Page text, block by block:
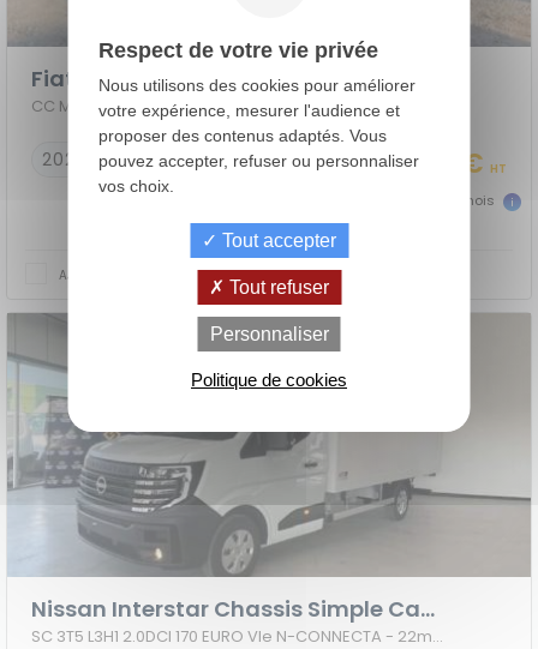
de
votreLe crédit
classique
La Location
Fiat Ducato Chassis Cabine
2025 10 km 35 990 € HT
TTC/mois
AJOUTER AU COMPARATEUR
Nissan Interstar Chassis Simple Cabine
SC 3T5 L3H1 2.0DCI 170 EURO VIe N-CONNECTA - 22m3 HAYON + PORTE LAT
Respect de votre vie privée
Nous utilisons des cookies pour améliorer
votre expérience, mesurer l'audience et
proposer des contenus adaptés. Vous
pouvez accepter, refuser ou personnaliser
vos choix.
Tout accepter
Tout refuser
Personnaliser
Politique de cookies